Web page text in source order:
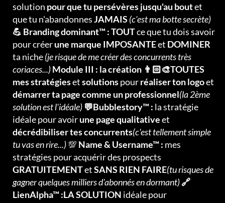
solution pour que tu persévères jusqu'au boutet
que tu n'abandonnesJAMAIS (c'est ma botte secrète)
💪 Branding dominant™ : TOUTce que tu dois savoir
pour créerune marque IMPOSANTEet DOMINER
ta niche(je risque de me créer des concurrents très
coriaces...)Module III : la création 👨🏻‍🎨TOUTES
mes stratégiesetsolutionspourréaliser ton logoet
démarrer ta page comme un professionnel(la 2ème
solution est l'idéale) 💬Bubblestory™ : la stratégie
idéale pour avoirune page qualitativeet
décrédibiliser tes concurrents(c'est tellement simple
tu vas en rire...)💯 Name & Username™ : mes
stratégies pour acquérir des prospects
GRATUITEMENTetSANS RIEN FAIRE(tu risques de
gagner quelques milliers d'abonnés en dormant)🔗
LienAlpha™ :LA SOLUTION idéale pour